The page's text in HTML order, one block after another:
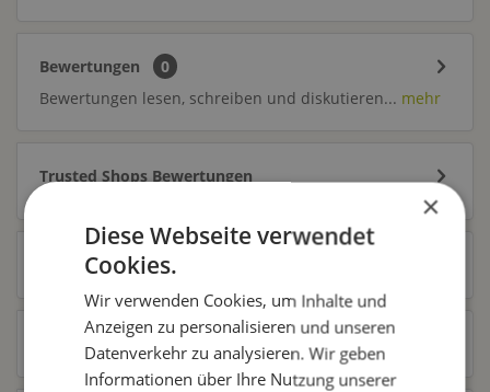
Bewertungen
0
Bewertungen lesen, schreiben und diskutieren... mehr
Trusted Shops Bewertungen
Ähnliche Artikel
Kunden kauften auch
×
Diese Webseite verwendet
Cookies.
Wir verwenden Cookies, um Inhalte und
Anzeigen zu personalisieren und unseren
Datenverkehr zu analysieren. Wir geben
Informationen über Ihre Nutzung unserer